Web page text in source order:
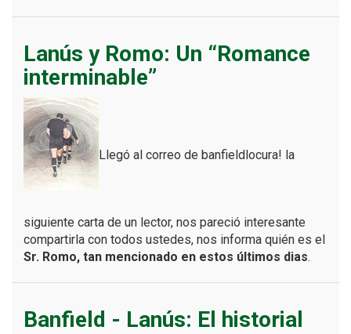
Lanús y Romo: Un “Romance
interminable”
Llegó al correo de banfieldlocura! la
siguiente carta de un lector, nos pareció interesante
compartirla con todos ustedes, nos informa quién es el
Sr. Romo, tan mencionado en estos últimos dias.
Banfield - Lanús: El historial